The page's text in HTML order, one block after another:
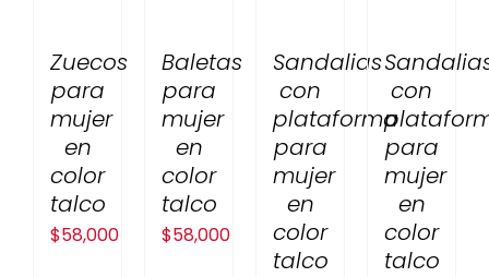
Zuecos
para
mujer
en
color
talco
$58,000
Baletas
para
mujer
en
color
talco
$58,000
Sandalias
con
plataforma
para
mujer
en
color
talco
con
para
mujer
en
color
talco